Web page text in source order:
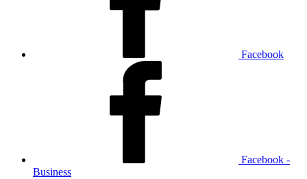
Facebook
Facebook -
Business